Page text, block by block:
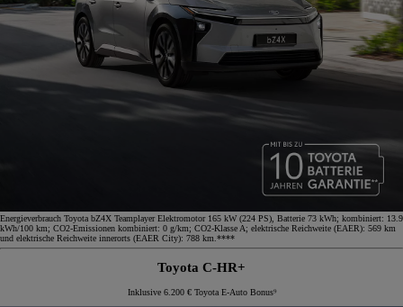
Energieverbrauch Toyota bZ4X Teamplayer Elektromotor 165 kW (224 PS), Batterie 73 kWh; kombiniert: 13.9
kWh/100 km; CO2-Emissionen kombiniert: 0 g/km; CO2-Klasse A; elektrische Reichweite (EAER): 569 km
und elektrische Reichweite innerorts (EAER City): 788 km.****
Toyota C-HR+
Inklusive 6.200 € Toyota E-Auto Bonus⁹